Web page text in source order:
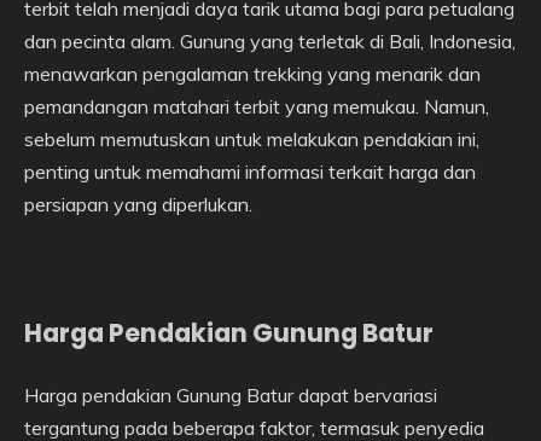
terbit telah menjadi daya tarik utama bagi para petualang
dan pecinta alam. Gunung yang terletak di Bali, Indonesia,
menawarkan pengalaman trekking yang menarik dan
pemandangan matahari terbit yang memukau. Namun,
sebelum memutuskan untuk melakukan pendakian ini,
penting untuk memahami informasi terkait harga dan
persiapan yang diperlukan.
Harga Pendakian Gunung Batur
Harga pendakian Gunung Batur dapat bervariasi
tergantung pada beberapa faktor, termasuk penyedia